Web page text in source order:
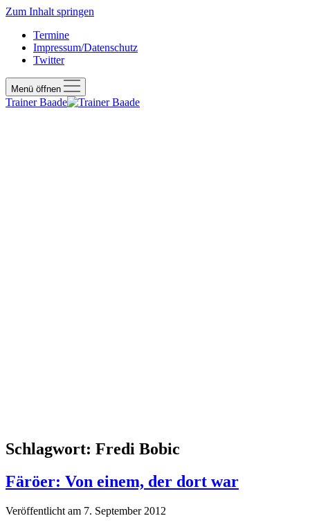
Zum Inhalt springen
Termine
Impressum/Datenschutz
Twitter
Menü öffnen
Trainer Baade
Schlagwort: Fredi Bobic
Färöer: Von einem, der dort war
Veröffentlicht am 7. September 2012